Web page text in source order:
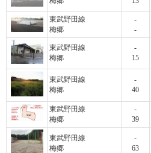
東武野田線
梅郷
-
-
東武野田線
梅郷
-
15
東武野田線
梅郷
-
40
東武野田線
梅郷
-
39
東武野田線
梅郷
-
63